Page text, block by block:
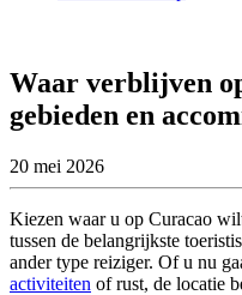
Waar verblijven
gebieden en
20 mei 2026
Kiezen waar u op Curacao
tussen de belangrijkste
ander type reiziger. Of u nu
activiteiten of rust, de locatie